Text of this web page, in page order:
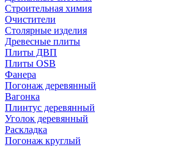
Строительная химия
Очистители
Столярные изделия
Древесные плиты
Плиты ДВП
Плиты OSB
Фанера
Погонаж деревянный
Вагонка
Плинтус деревянный
Уголок деревянный
Раскладка
Погонаж круглый